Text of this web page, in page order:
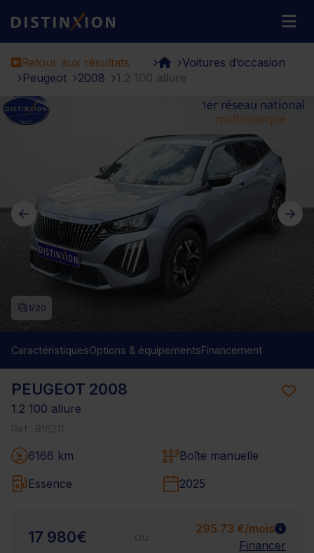
Distinxion
Retour aux résultats
Voitures d’occasion
Peugeot
2008 1.2 100 allure
PEUGEOT 2008
1.2 100 allure
6166 km
Boîte manuelle
Essence
2025
17 980€
295.73 €/mois
Financer
1/20
CaractéristiquesOptions & équipementsFinancement